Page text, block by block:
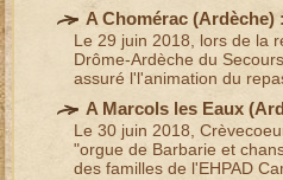
A Chomérac (Ardèche) :
Le 29 juin 2018, lors de la
Drôme-Ardèche du
assuré l'l'animation du
A Marcols les Eaux (
Le 30 juin 2018,
"orgue de Barbarie et
des familles de l'EHPAD